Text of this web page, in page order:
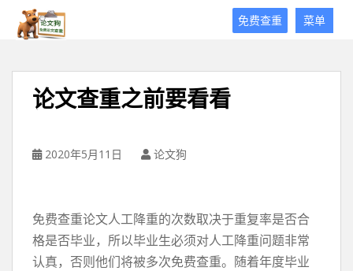
菜单
免费查重
论文查重之前要看看
2020年5月11日 论文狗
免费查重论文人工降重的次数取决于重复率是否合
格是否毕业，所以毕业生必须对人工降重问题非常
认真，否则他们将被多次免费查重。随着年度毕业